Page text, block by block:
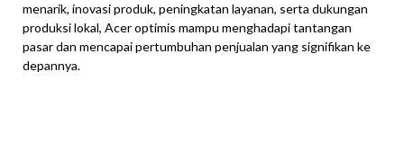
menarik, inovasi produk, peningkatan layanan, serta dukungan
produksi lokal, Acer optimis mampu menghadapi tantangan
pasar dan mencapai pertumbuhan penjualan yang signifikan ke
depannya.